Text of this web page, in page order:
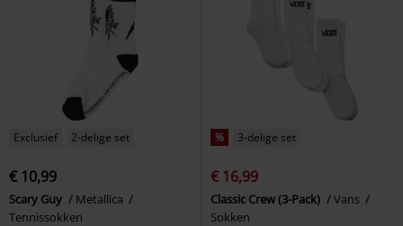
Exclusief 2-delige set
€ 10,99
Scary Guy
Metallica
Tennissokken
% 3-delige set
€ 16,99
Classic Crew (3-Pack)
Vans
Sokken